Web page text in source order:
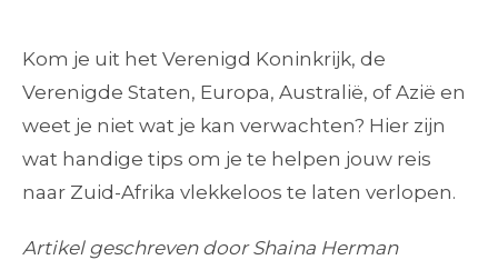
Kom je uit het Verenigd Koninkrijk, de
Verenigde Staten, Europa, Australië, of Azië en
weet je niet wat je kan verwachten? Hier zijn
wat handige tips om je te helpen jouw reis
naar Zuid-Afrika vlekkeloos te laten verlopen.
Artikel geschreven door Shaina Herman